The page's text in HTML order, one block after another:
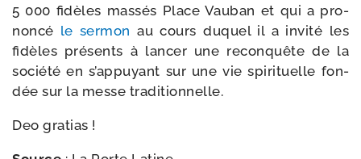
5 000 fidèles mas­sés Place Vauban et qui a pro­
non­cé le ser­mon au cours duquel il a invi­té les
fidèles pré­sents à lan­cer une recon­quête de la
socié­té en s’appuyant sur une vie spi­ri­tuelle fon­
dée sur la messe traditionnelle.
Deo gra­tias !